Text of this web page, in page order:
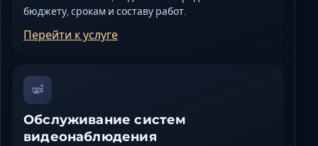
бюджету, срокам и составу работ.
Перейти к услуге
Обслуживание систем
видеонаблюдения